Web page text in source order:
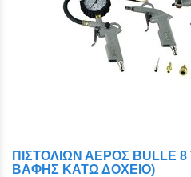
ΠΙΣΤΟΛΙΩΝ ΑΕΡΟΣ BULLE
ΒΑΦΗΣ ΚΑΤΩ ΔΟΧΕΙΟ)